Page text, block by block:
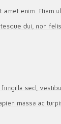
enim. Etiam
dui, non
sed,
massa ac